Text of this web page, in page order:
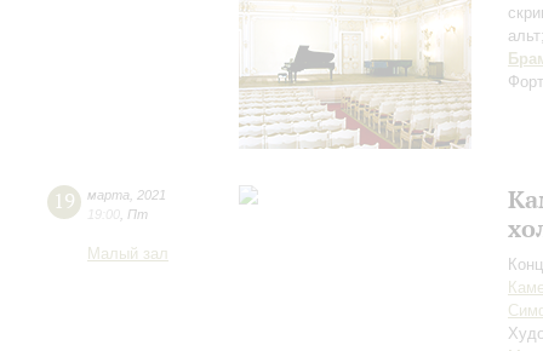
19 марта
2021
19:00 Пт
Малый зал